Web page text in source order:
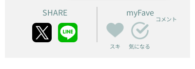
SHARE myFave
スキ 気になる
コメント